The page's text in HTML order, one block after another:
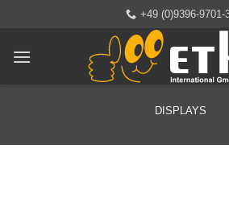
springen
+49 (0)9396-9701-
DISPLAYS